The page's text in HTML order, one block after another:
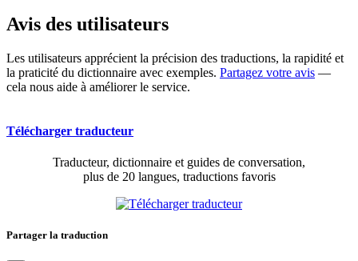
Avis des utilisateurs
Les utilisateurs apprécient la précision des traductions, la rapidité et
la praticité du dictionnaire avec exemples. Partagez votre avis —
cela nous aide à améliorer le service.
Télécharger traducteur
Traducteur, dictionnaire et guides de conversation,
plus de 20 langues, traductions favoris
Partager la traduction